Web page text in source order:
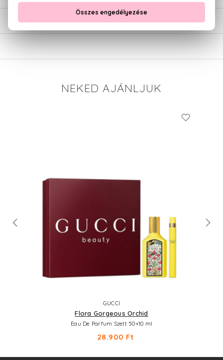
SZÁLLÍTÁS
NEKED AJÁNLJUK
GUCCI
Flora Gorgeous Orchid
Eau De Parfum Szett 50+10 ml
28.900 Ft